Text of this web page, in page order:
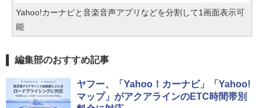
Yahoo!カーナビと音楽音声アプリなどを分割して1画面表示可
能
編集部のおすすめ記事
ヤフー、「Yahoo！カーナビ」「Yahoo!
マップ」がアクアラインのETC時間帯別